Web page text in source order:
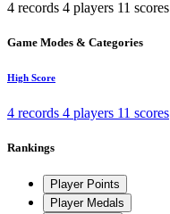
4 records 4 players 11 scores
Game Modes & Categories
High Score
4 records 4 players 11 scores
Rankings
Player Points
Player Medals